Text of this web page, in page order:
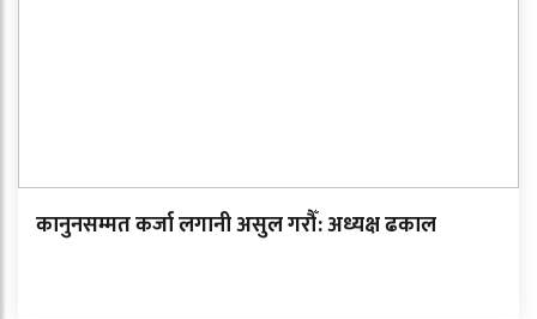
कानुनसम्मत कर्जा लगानी असुल गरौँ: अध्यक्ष ढकाल